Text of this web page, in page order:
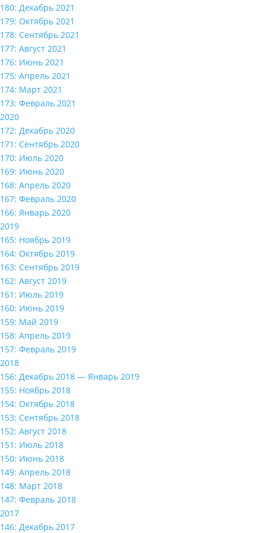
180: Декабрь 2021
179: Октябрь 2021
178: Сентябрь 2021
177: Август 2021
176: Июнь 2021
175: Апрель 2021
174: Март 2021
173: Февраль 2021
2020
172: Декабрь 2020
171: Сентябрь 2020
170: Июль 2020
169: Июнь 2020
168: Апрель 2020
167: Февраль 2020
166: Январь 2020
2019
165: Ноябрь 2019
164: Октябрь 2019
163: Сентябрь 2019
162: Август 2019
161: Июль 2019
160: Июнь 2019
159: Май 2019
158: Апрель 2019
157: Февраль 2019
2018
156: Декабрь 2018 — Январь 2019
155: Ноябрь 2018
154: Октябрь 2018
153: Сентябрь 2018
152: Август 2018
151: Июль 2018
150: Июнь 2018
149: Апрель 2018
148: Март 2018
147: Февраль 2018
2017
146: Декабрь 2017